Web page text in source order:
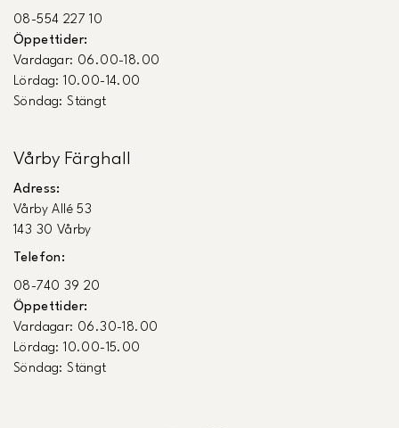
08-554 227 10
Öppettider:
Vardagar: 06.00-18.00
Lördag: 10.00-14.00
Söndag: Stängt
Vårby Färghall
Adress:
Vårby Allé 53
143 30 Vårby
Telefon:
08-740 39 20
Öppettider:
Vardagar: 06.30-18.00
Lördag: 10.00-15.00
Söndag: Stängt